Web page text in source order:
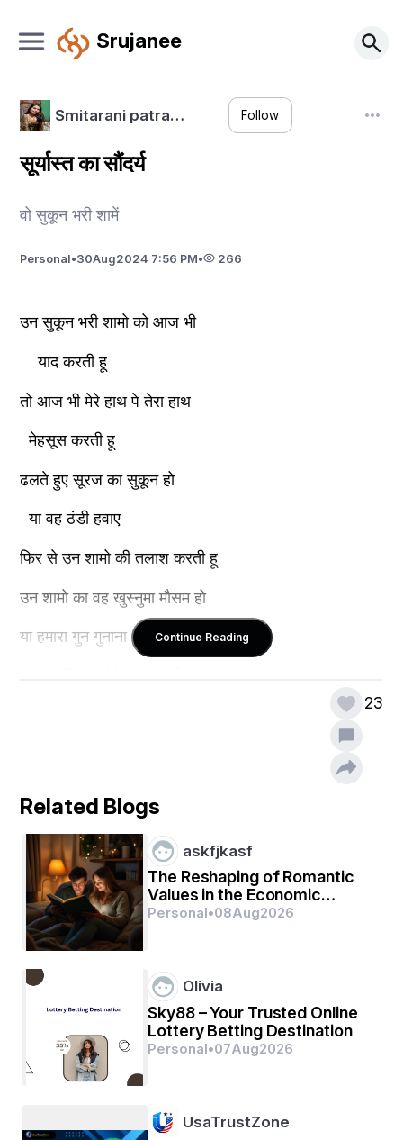
Srujanee
Smitarani patra… Follow
सूर्यास्त का सौंदर्य
वो सुकून भरी शामें
Personal•30Aug2024 7:56 PM• 266
उन सुकून भरी शामो को आज भी
याद करती हू
तो आज भी मेरे हाथ पे तेरा हाथ
मेहसूस करती हू
ढलते हुए सूरज का सुकून हो
या वह ठंडी हवाए
फिर से उन शामो की तलाश करती हू
उन शामो का वह खुस्नुमा मौसम हो
या हमारा गुन गुनाना
या वह बातो की मिठास
उन हसीं शामो को आज भी
याद करती हू ...
- smita
Continue Reading
23
Related Blogs
askfjkasf
The Reshaping of Romantic
Values in the Economic
Environment
Personal •08Aug2026
Olivia
Sky88 – Your Trusted Online
Lottery Betting Destination
Personal•07Aug2026
UsaTrustZone